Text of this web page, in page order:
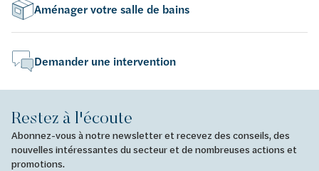
Aménager votre salle de bains
Demander une intervention
Restez à l'écoute
Abonnez-vous à notre newsletter et recevez des conseils, des
nouvelles intéressantes du secteur et de nombreuses actions et
promotions.